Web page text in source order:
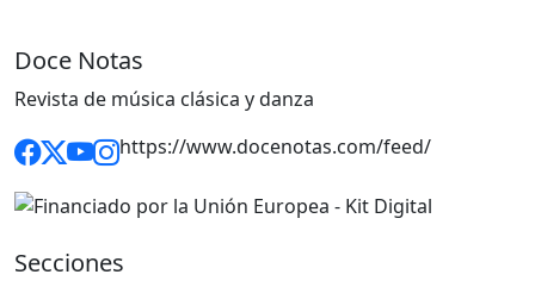
Doce Notas
Revista de música clásica y danza
https://www.docenotas.com/feed/
Secciones